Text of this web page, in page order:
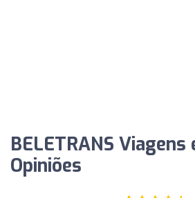
BELETRANS
Opiniões